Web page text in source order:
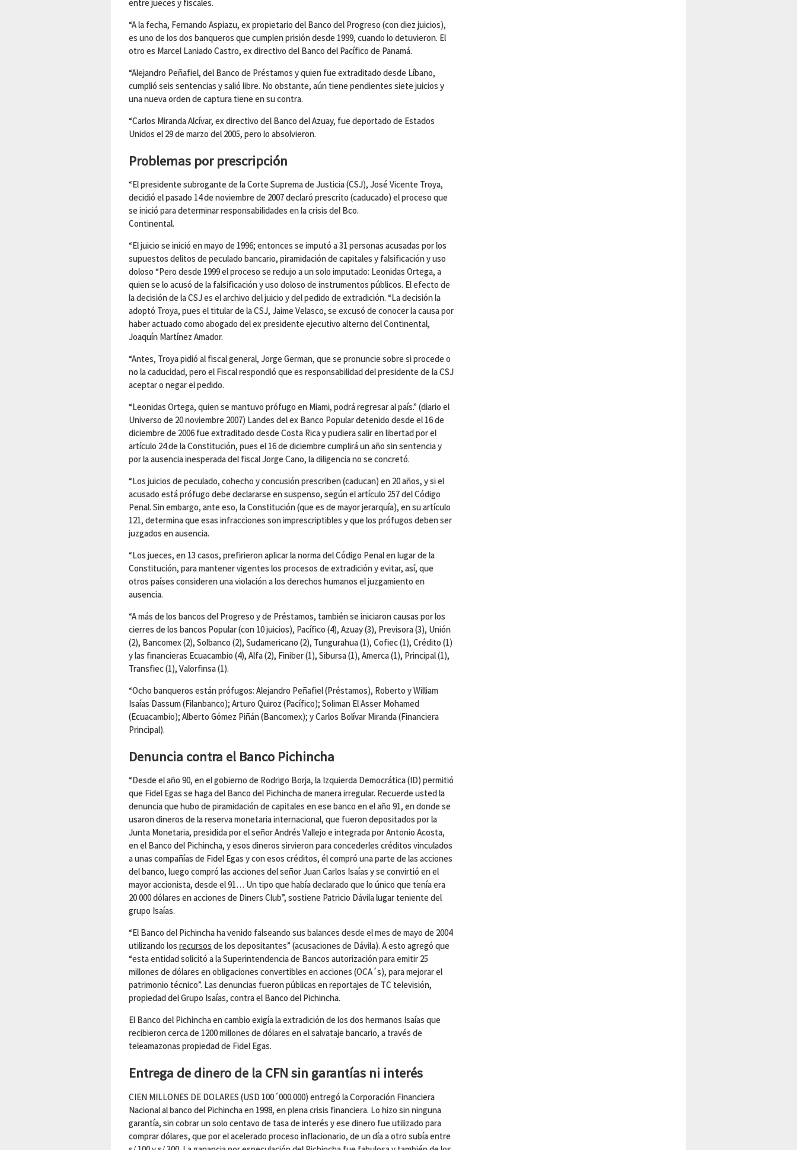
entre jueces y fiscales.
“A la fecha, Fernando Aspiazu, ex propietario del Banco del Progreso (con diez juicios),
es uno de los dos banqueros que cumplen prisión desde 1999, cuando lo detuvieron. El
otro es Marcel Laniado Castro, ex directivo del Banco del Pacífico de Panamá.
“Alejandro Peñafiel, del Banco de Préstamos y quien fue extraditado desde Líbano,
cumplió seis sentencias y salió libre. No obstante, aún tiene pendientes siete juicios y
una nueva orden de captura tiene en su contra.
“Carlos Miranda Alcívar, ex directivo del Banco del Azuay, fue deportado de Estados
Unidos el 29 de marzo del 2005, pero lo absolvieron.
Problemas por prescripción
“El presidente subrogante de la Corte Suprema de Justicia (CSJ), José Vicente Troya,
decidió el pasado 14 de noviembre de 2007 declaró prescrito (caducado) el proceso que
se inició para determinar responsabilidades en la crisis del Bco.
Continental.
“El juicio se inició en mayo de 1996; entonces se imputó a 31 personas acusadas por los
supuestos delitos de peculado bancario, piramidación de capitales y falsificación y uso
doloso “Pero desde 1999 el proceso se redujo a un solo imputado: Leonidas Ortega, a
quien se lo acusó de la falsificación y uso doloso de instrumentos públicos. El efecto de
la decisión de la CSJ es el archivo del juicio y del pedido de extradición. “La decisión la
adoptó Troya, pues el titular de la CSJ, Jaime Velasco, se excusó de conocer la causa por
haber actuado como abogado del ex presidente ejecutivo alterno del Continental,
Joaquín Martínez Amador.
“Antes, Troya pidió al fiscal general, Jorge German, que se pronuncie sobre si procede o
no la caducidad, pero el Fiscal respondió que es responsabilidad del presidente de la CSJ
aceptar o negar el pedido.
“Leonidas Ortega, quien se mantuvo prófugo en Miami, podrá regresar al país.” (diario el
Universo de 20 noviembre 2007) Landes del ex Banco Popular detenido desde el 16 de
diciembre de 2006 fue extraditado desde Costa Rica y pudiera salir en libertad por el
artículo 24 de la Constitución, pues el 16 de diciembre cumplirá un año sin sentencia y
por la ausencia inesperada del fiscal Jorge Cano, la diligencia no se concretó.
“Los juicios de peculado, cohecho y concusión prescriben (caducan) en 20 años, y si el
acusado está prófugo debe declararse en suspenso, según el artículo 257 del Código
Penal. Sin embargo, ante eso, la Constitución (que es de mayor jerarquía), en su artículo
121, determina que esas infracciones son imprescriptibles y que los prófugos deben ser
juzgados en ausencia.
“Los jueces, en 13 casos, prefirieron aplicar la norma del Código Penal en lugar de la
Constitución, para mantener vigentes los procesos de extradición y evitar, así, que
otros países consideren una violación a los derechos humanos el juzgamiento en
ausencia.
“A más de los bancos del Progreso y de Préstamos, también se iniciaron causas por los
cierres de los bancos Popular (con 10 juicios), Pacífico (4), Azuay (3), Previsora (3), Unión
(2), Bancomex (2), Solbanco (2), Sudamericano (2), Tungurahua (1), Cofiec (1), Crédito (1)
y las financieras Ecuacambio (4), Alfa (2), Finiber (1), Sibursa (1), Amerca (1), Principal (1),
Transfiec (1), Valorfinsa (1).
“Ocho banqueros están prófugos: Alejandro Peñafiel (Préstamos), Roberto y William
Isaías Dassum (Filanbanco); Arturo Quiroz (Pacífico); Soliman El Asser Mohamed
(Ecuacambio); Alberto Gómez Piñán (Bancomex); y Carlos Bolívar Miranda (Financiera
Principal).
Denuncia contra el Banco Pichincha
“Desde el año 90, en el gobierno de Rodrigo Borja, la Izquierda Democrática (ID) permitió
que Fidel Egas se haga del Banco del Pichincha de manera irregular. Recuerde usted la
denuncia que hubo de piramidación de capitales en ese banco en el año 91, en donde se
usaron dineros de la reserva monetaria internacional, que fueron depositados por la
Junta Monetaria, presidida por el señor Andrés Vallejo e integrada por Antonio Acosta,
en el Banco del Pichincha, y esos dineros sirvieron para concederles créditos vinculados
a unas compañías de Fidel Egas y con esos créditos, él compró una parte de las acciones
del banco, luego compró las acciones del señor Juan Carlos Isaías y se convirtió en el
mayor accionista, desde el 91… Un tipo que había declarado que lo único que tenía era
20 000 dólares en acciones de Diners Club”, sostiene Patricio Dávila lugar teniente del
grupo Isaías.
“El Banco del Pichincha ha venido falseando sus balances desde el mes de mayo de 2004
utilizando los recursos de los depositantes” (acusaciones de Dávila). A esto agregó que
“esta entidad solicitó a la Superintendencia de Bancos autorización para emitir 25
millones de dólares en obligaciones convertibles en acciones (OCA´s), para mejorar el
patrimonio técnico”. Las denuncias fueron públicas en reportajes de TC televisión,
propiedad del Grupo Isaías, contra el Banco del Pichincha.
El Banco del Pichincha en cambio exigía la extradición de los dos hermanos Isaías que
recibieron cerca de 1200 millones de dólares en el salvataje bancario, a través de
teleamazonas propiedad de Fidel Egas.
Entrega de dinero de la CFN sin garantías ni interés
CIEN MILLONES DE DOLARES (USD 100´000.000) entregó la Corporación Financiera
Nacional al banco del Pichincha en 1998, en plena crisis financiera. Lo hizo sin ninguna
garantía, sin cobrar un solo centavo de tasa de interés y ese dinero fue utilizado para
comprar dólares, que por el acelerado proceso inflacionario, de un día a otro subía entre